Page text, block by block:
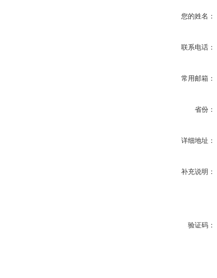
您的姓名：
联系电话：
常用邮箱：
省份：
详细地址：
补充说明：
验证码：